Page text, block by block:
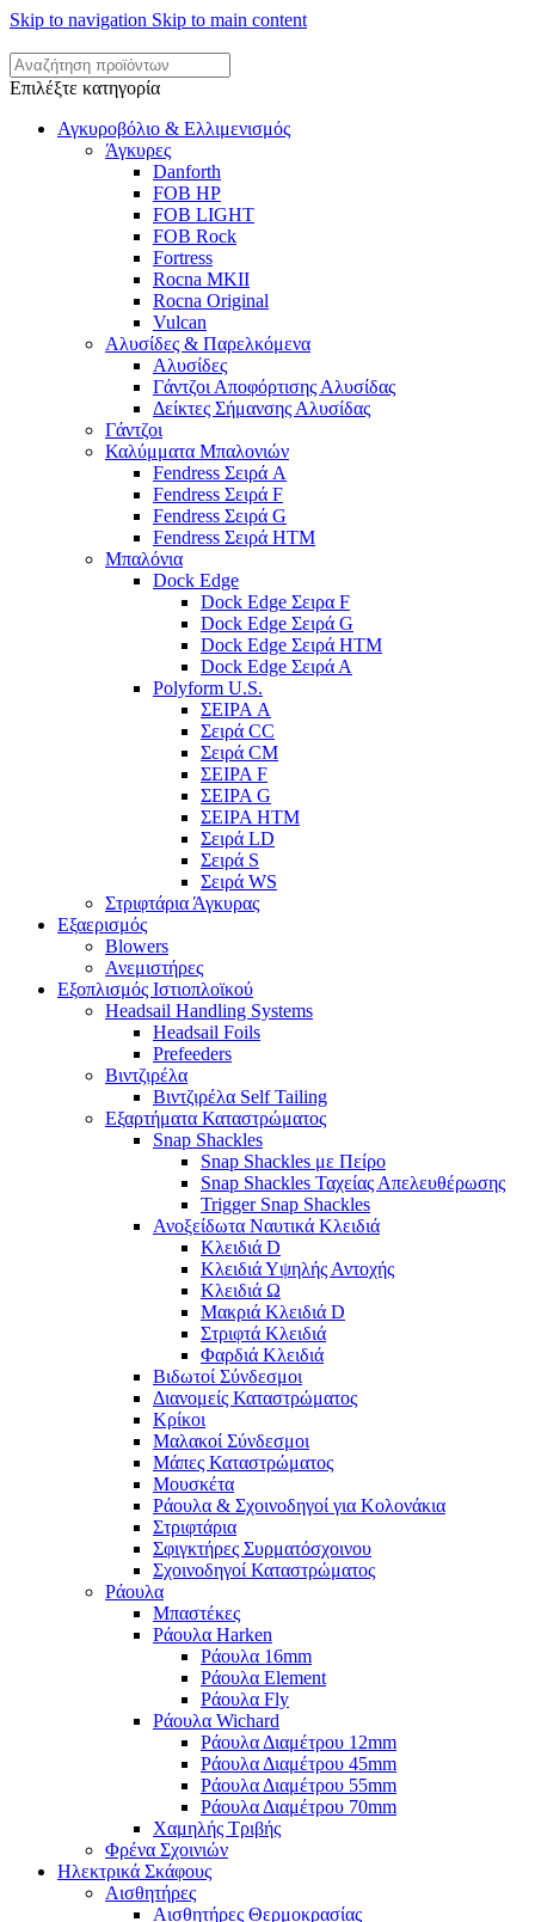
Skip to navigation Skip to main content
Επιλέξτε κατηγορία
Αγκυροβόλιο & Ελλιμενισμός
Άγκυρες
Danforth
FOB HP
FOB LIGHT
FOB Rock
Fortress
Rocna MKII
Rocna Original
Vulcan
Αλυσίδες & Παρελκόμενα
Αλυσίδες
Γάντζοι Αποφόρτισης Αλυσίδας
Δείκτες Σήμανσης Αλυσίδας
Γάντζοι
Καλύμματα Μπαλονιών
Fendress Σειρά A
Fendress Σειρά F
Fendress Σειρά G
Fendress Σειρά HTM
Μπαλόνια
Dock Edge
Dock Edge Σειρα F
Dock Edge Σειρά G
Dock Edge Σειρά HTM
Dock Edge Σειρά Α
Polyform U.S.
ΣΕΙΡΑ A
Σειρά CC
Σειρά CM
ΣΕΙΡΑ F
ΣΕΙΡΑ G
ΣΕΙΡΑ HTM
Σειρά LD
Σειρά S
Σειρά WS
Στριφτάρια Άγκυρας
Εξαερισμός
Blowers
Ανεμιστήρες
Εξοπλισμός Ιστιοπλοϊκού
Headsail Handling Systems
Headsail Foils
Prefeeders
Βιντζιρέλα
Βιντζιρέλα Self Tailing
Εξαρτήματα Καταστρώματος
Snap Shackles
Snap Shackles με Πείρο
Snap Shackles Ταχείας Απελευθέρωσης
Trigger Snap Shackles
Ανοξείδωτα Ναυτικά Κλειδιά
Κλειδιά D
Κλειδιά Υψηλής Αντοχής
Κλειδιά Ω
Μακριά Κλειδιά D
Στριφτά Κλειδιά
Φαρδιά Κλειδιά
Βιδωτοί Σύνδεσμοι
Διανομείς Καταστρώματος
Κρίκοι
Μαλακοί Σύνδεσμοι
Μάπες Καταστρώματος
Μουσκέτα
Ράουλα & Σχοινοδηγοί για Κολονάκια
Στριφτάρια
Σφιγκτήρες Συρματόσχοινου
Σχοινοδηγοί Καταστρώματος
Ράουλα
Μπαστέκες
Ράουλα Harken
Ράουλα 16mm
Ράουλα Element
Ράουλα Fly
Ράουλα Wichard
Ράουλα Διαμέτρου 12mm
Ράουλα Διαμέτρου 45mm
Ράουλα Διαμέτρου 55mm
Ράουλα Διαμέτρου 70mm
Χαμηλής Τριβής
Φρένα Σχοινιών
Ηλεκτρικά Σκάφους
Αισθητήρες
Αισθητήρες Θερμοκρασίας